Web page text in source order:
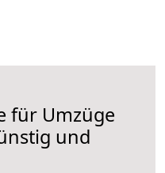
für Umzüge
und